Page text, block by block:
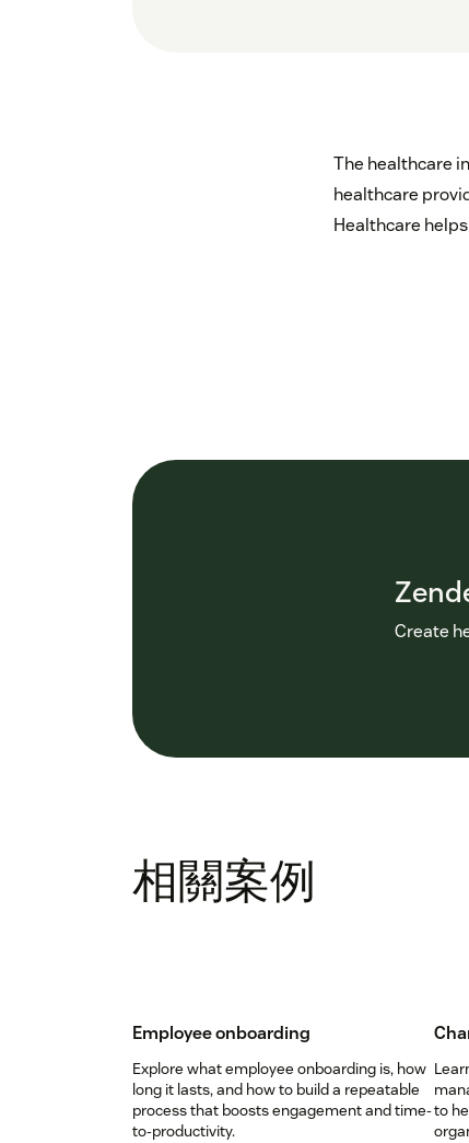
The healthcare
healthcare
Healthcare
Create
相關案例
Employee onboarding
Explore what employee onboarding is, how
long it lasts, and how to build a repeatable
process that boosts engagement and time-
to-productivity.
to